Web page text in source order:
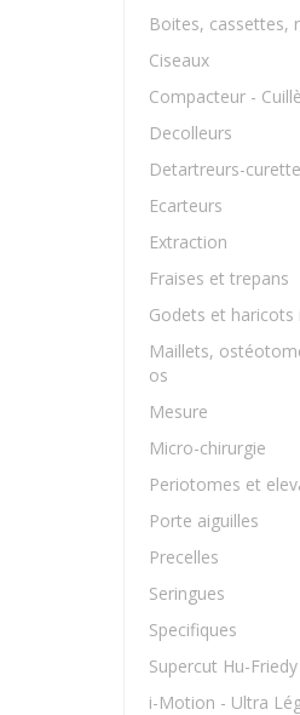
Boites, cassettes,
Ciseaux
Compacteur -
Decolleurs
Detartreurs-
Ecarteurs
Extraction
Fraises et trepans
Godets et haricots
Maillets,
os
Mesure
Micro-chirurgie
Periotomes et
Porte aiguilles
Precelles
Seringues
Specifiques
Supercut Hu-Friedy
i-Motion - Ultra